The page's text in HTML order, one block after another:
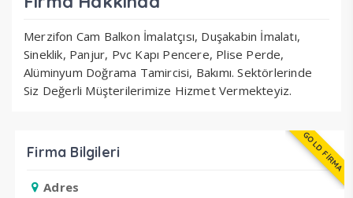
Merzifon Cam Balkon İmalatçısı, Duşakabin İmalatı,
Sineklik, Panjur, Pvc Kapı Pencere, Plise Perde,
Alüminyum Doğrama Tamircisi, Bakımı. Sektörlerinde
Siz Değerli Müşterilerimize Hizmet Vermekteyiz.
GOLD FİRMA
Firma Bilgileri
Adres